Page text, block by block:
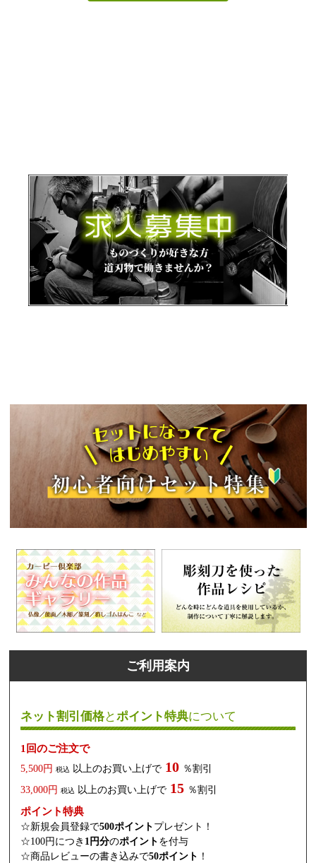
ご利用案内
ネット割引価格とポイント特典について
1回のご注文で
5,500円 税込 以上のお買い上げで 10 ％割引
33,000円 税込 以上のお買い上げで 15 ％割引
ポイント特典
☆新規会員登録で500ポイント プレゼント！
☆100円につき 1円分のポイント を付与
☆商品レビューの書き込みで50ポイント ！